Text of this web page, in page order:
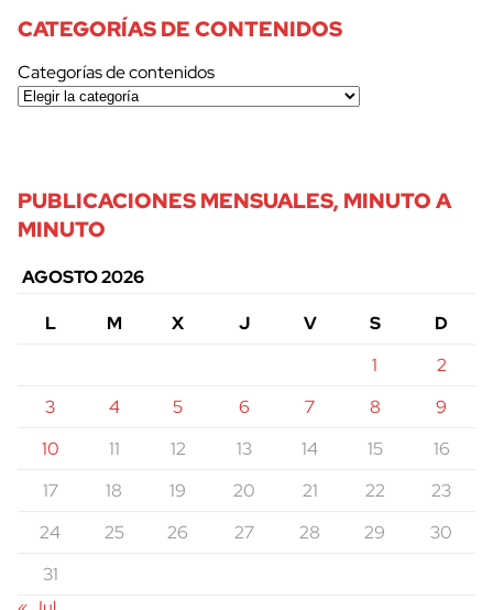
CATEGORÍAS DE CONTENIDOS
Categorías de contenidos
PUBLICACIONES MENSUALES, MINUTO A
MINUTO
AGOSTO 2026
L
M X J V S
D
1
2
3
4 5 6 7 8
9
10
11 12 13 14 15
16
17
18 19 20 21 22
23
24
25 26 27 28 29
30
31